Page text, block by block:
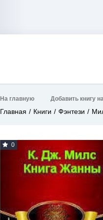
На главную Добавить книгу
Главная Книги Фэнтези
0